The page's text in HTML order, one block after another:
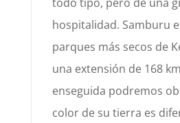
hospitalidad. Samburu
parques más secos de
una extensión de 168
enseguida podremos
color de su tierra es